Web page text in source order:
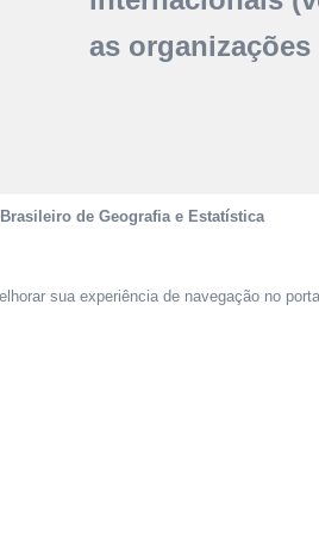
as
de Geografia e Estatística
sua experiência de navegação no